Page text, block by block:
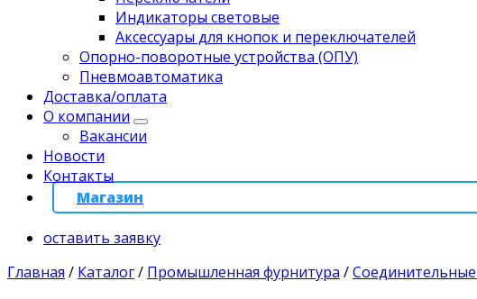
Индикаторы световые
Аксессуары для кнопок и переключателей
Опорно-поворотные устройства (ОПУ)
Пневмоавтоматика
Доставка/оплата
О компании
Вакансии
Новости
Контакты
Магазин
оставить заявку
Главная / Каталог/ Промышленная фурнитура /